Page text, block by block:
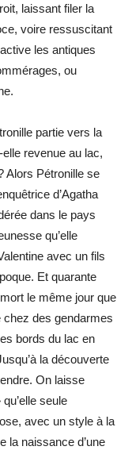
laissant filer la
voire ressuscitant
les antiques
ou
partie vers la
revenue au lac,
Alors Pétronille se
d’Agatha
dans le pays
qu’elle
avec un fils
Et quarante
le même jour que
chez des gendarmes
bords du lac en
la découverte
On laisse
seule
avec un style à la
la naissance d’une